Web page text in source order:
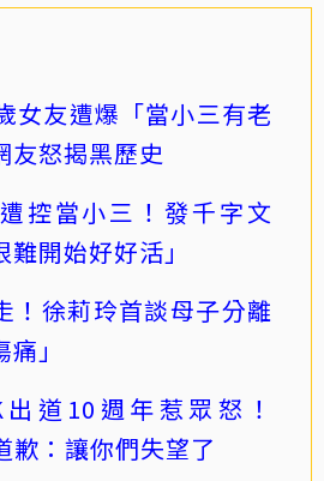
女友遭爆「當小三有老
友怒揭黑歷史
控當小三！發千字文
難開始好好活」
！徐莉玲首談母子分離
」
出道10週年惹眾怒！
歉：讓你們失望了